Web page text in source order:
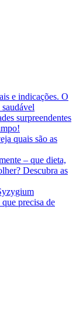
e indicações. O
surpreendentes
quais são as
– que dieta,
Descubra as
precisa de